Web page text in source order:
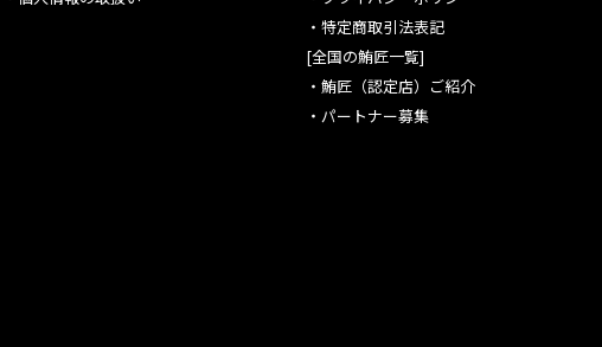
・特定商取引法表記
[全国の鮪匠一覧]
・鮪匠（認定店）ご紹介
・パートナー募集